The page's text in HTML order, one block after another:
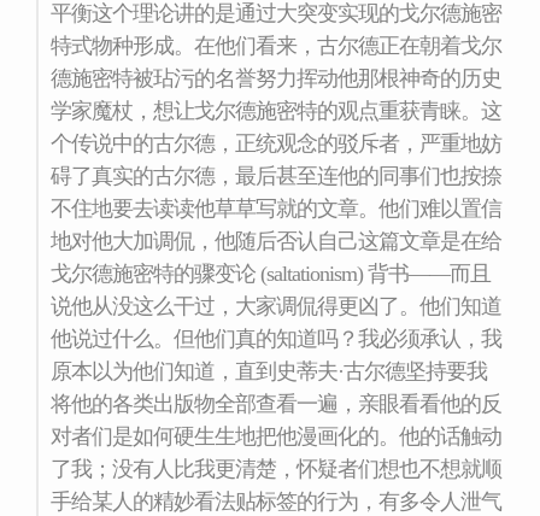
平衡这个理论讲的是通过大突变实现的戈尔德施密
特式物种形成。在他们看来，古尔德正在朝着戈尔
德施密特被玷污的名誉努力挥动他那根神奇的历史
学家魔杖，想让戈尔德施密特的观点重获青睐。这
个传说中的古尔德，正统观念的驳斥者，严重地妨
碍了真实的古尔德，最后甚至连他的同事们也按捺
不住地要去读读他草草写就的文章。他们难以置信
地对他大加调侃，他随后否认自己这篇文章是在给
戈尔德施密特的骤变论 (saltationism) 背书——而且
说他从没这么干过，大家调侃得更凶了。他们知道
他说过什么。但他们真的知道吗？我必须承认，我
原本以为他们知道，直到史蒂夫·古尔德坚持要我
将他的各类出版物全部查看一遍，亲眼看看他的反
对者们是如何硬生生地把他漫画化的。他的话触动
了我；没有人比我更清楚，怀疑者们想也不想就顺
手给某人的精妙看法贴标签的行为，有多令人泄气